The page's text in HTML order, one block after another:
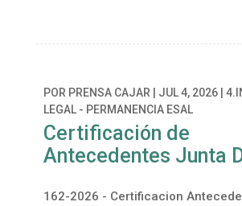
POR PRENSA CAJAR JUL 4, 2026|
LEGAL - PERMANENCIA ESAL
Certificación de
Antecedentes Junta
162-2026 - Certificacion